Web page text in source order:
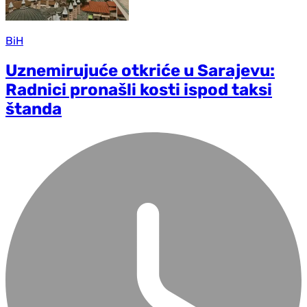
BiH
Uznemirujuće otkriće u Sarajevu:
Radnici pronašli kosti ispod taksi
štanda